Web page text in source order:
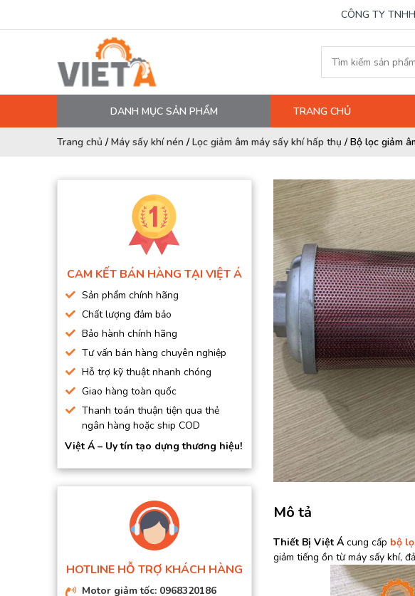
CÔNG TY
DANH MỤC SẢN PHẨM
MÁY NÉN KHÍ
DẦU MÁY NÉN KHÍ
DÂY HƠI, ỐNG HƠI
BƠM MÀNG KHÍ NÉN
BƠM HÚT CHÂN KHÔNG
BƠM ĐỊNH LƯỢNG
MOTOR, HỘP GIẢM TỐC
MÁY TẠO KHÍ NITO
TRANG CHỦ
Trang chủ /Máy sấy khí nén /Lọc giảm âm máy sấy khí hấp thụ /Bộ lọc giảm
CAM KẾT BÁN HÀNG TẠI VIỆT Á
Sản phẩm chính hãng
Chất lượng đảm bảo
Bảo hành chính hãng
Tư vấn bán hàng chuyên nghiệp
Hỗ trợ kỹ thuật nhanh chóng
Giao hàng toàn quốc
Thanh toán thuận tiện qua thẻ
ngân hàng hoặc ship COD
Việt Á – Uy tín tạo dựng thương hiệu!
HOTLINE HỖ TRỢ KHÁCH HÀNG
Motor giảm tốc: 0968320186
Mô tả
Thiết Bị Việt Á cung cấp bộ
giảm tiếng ồn từ máy sấy khí,